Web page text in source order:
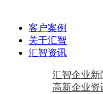
客户案例
关于汇智
汇智资讯
汇智企业新
高新企业资